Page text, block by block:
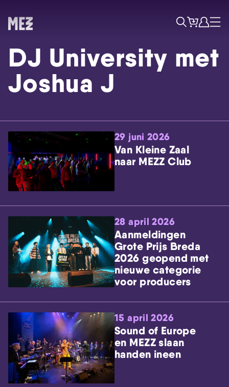
Skip navigatie
ZoekTicketsAccount
Menu
DJ University met
Joshua J
29 juni 2026
Van Kleine Zaal
naar MEZZ Club
28 april 2026
Aanmeldingen
Grote Prijs Breda
2026 geopend met
nieuwe categorie
voor producers
15 april 2026
Sound of Europe
en MEZZ slaan
handen ineen